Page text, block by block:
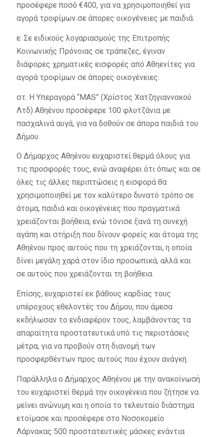
προσέφερε ποσό €400, για να χρησιμοποιηθεί για
αγορά τροφίμων σε άπορες οικογένειες με παιδιά.
ε. Σε ειδικούς λογαριασμούς της Επιτροπής
Κοινωνικής Πρόνοιας σε τράπεζες, έγιναν
διάφορες χρηματικές εισφορές από Αθηενίτες για
αγορά τροφίμων σε άπορες οικογένειες.
στ. Η Υπεραγορά “ΜAS” (Χρίστος Χατζηγιαννακού
Λτδ) Αθηένου προσέφερε 100 φλυτζάνια με
πασχαλινά αυγά, για να δοθούν σε άπορα παιδιά του
Δήμου.
Ο Δήμαρχος Αθηένου ευχαριστεί θερμά όλους για
τις προσφορές τους, ενώ αναφέρει ότι όπως και σε
όλες τις άλλες περιπτώσεις η εισφορά θα
χρησιμοποιηθεί με τον καλύτερο δυνατό τρόπο σε
άτομα, παιδιά και οικογένειες που πραγματικά
χρειάζονται βοήθεια, ενώ τόνισε ξανά τη συνεχή
αγάπη και στήριξη που δίνουν φορείς και άτομα της
Αθηένου προς αυτούς που τη χρειάζονται, η οποία
δίνει μεγάλη χαρά στον ίδιο προσωπικά, αλλά και
σε αυτούς που χρειάζονται τη βοήθεια.
Επίσης, ευχαριστεί εκ βάθους καρδίας τους
υπέροχους εθελοντές του Δήμου, που άμεσα
εκδήλωσαν το ενδιαφέρον τους, λαμβάνοντας τα
απαραίτητα προστατευτικά υπό τις περιστάσεις
μέτρα, για να προβούν στη διανομή των
προσφερθέντων προς αυτούς που έχουν ανάγκη.
Παράλληλα ο Δήμαρχος Αθηένου με την ανακοίνωσή
του ευχαριστεί θερμά την οικογένεια που ζήτησε να
μείνει ανώνυμη και η οποία το τελευταίο διάστημα
ετοίμασε και προσέφερε στο Νοσοκομείο
Λάρνακας 500 προστατευτικές μάσκες ενάντια